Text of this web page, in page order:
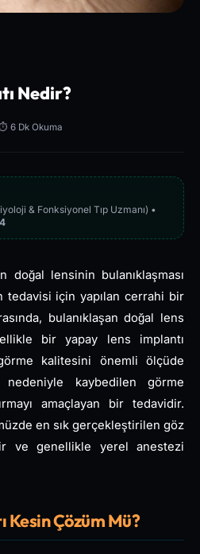
Nedir?
6 Dk Okuma
& Fonksiyonel Tıp Uzmanı) •
doğal lensinin bulanıklaşması
tedavisi için yapılan cerrahi bir
bulanıklaşan doğal lens
bir yapay lens implantı
kalitesini önemli ölçüde
kaybedilen görme
amaçlayan bir tedavidir.
en sık gerçekleştirilen göz
ve genellikle yerel anestezi
Çözüm Mü?